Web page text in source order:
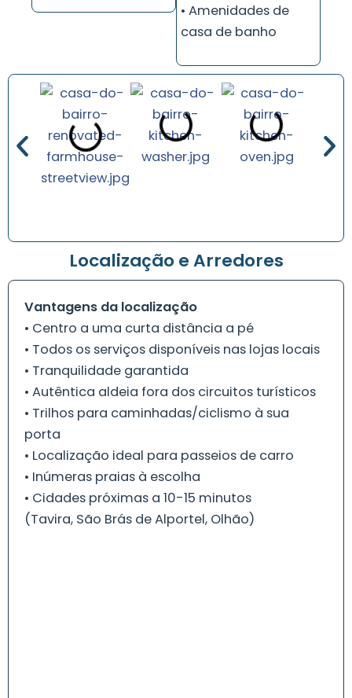
• Amenidades de
casa de banho
Localização e Arredores
Vantagens da localização
• Centro a uma curta distância a pé
• Todos os serviços disponíveis nas lojas locais
• Tranquilidade garantida
• Autêntica aldeia fora dos circuitos turísticos
• Trilhos para caminhadas/ciclismo à sua
porta
• Localização ideal para passeios de carro
• Inúmeras praias à escolha
• Cidades próximas a 10-15 minutos
(Tavira, São Brás de Alportel, Olhão)